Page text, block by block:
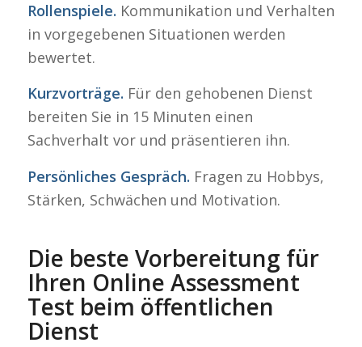
Rollenspiele. Kommunikation und Verhalten
in vorgegebenen Situationen werden
bewertet.
Kurzvorträge. Für den gehobenen Dienst
bereiten Sie in 15 Minuten einen
Sachverhalt vor und präsentieren ihn.
Persönliches Gespräch. Fragen zu Hobbys,
Stärken, Schwächen und Motivation.
Die beste Vorbereitung für
Ihren Online Assessment
Test beim öffentlichen
Dienst